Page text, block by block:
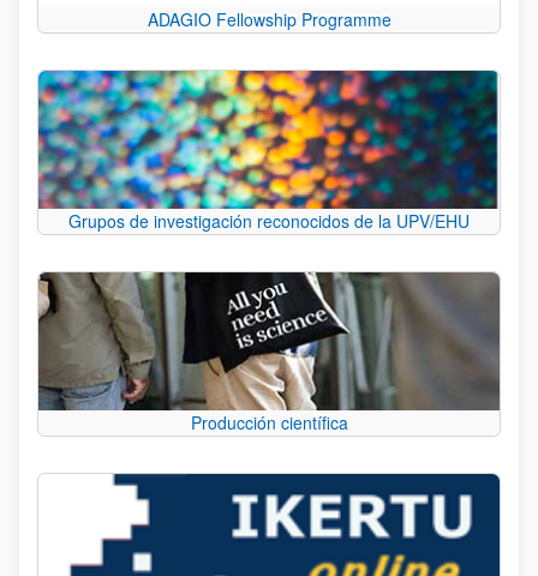
ADAGIO Fellowship Programme
Grupos de investigación reconocidos de la UPV/EHU
Producción científica